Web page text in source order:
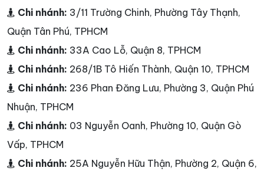
Chi nhánh: 3/11 Trường Chinh, Phường Tây Thạnh,
Quận Tân Phú, TPHCM
Chi nhánh: 33A Cao Lỗ, Quận 8, TPHCM
Chi nhánh: 268/1B Tô Hiến Thành, Quận 10, TPHCM
Chi nhánh: 236 Phan Đăng Lưu, Phường 3, Quận Phú
Nhuận, TPHCM
Chi nhánh: 03 Nguyễn Oanh, Phường 10, Quận Gò
Vấp, TPHCM
Chi nhánh: 25A Nguyễn Hữu Thận, Phường 2, Quận 6,